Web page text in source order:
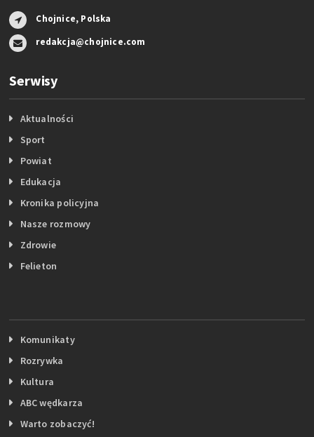
Chojnice, Polska
redakcja@chojnice.com
Serwisy
Aktualności
Sport
Powiat
Edukacja
Kronika policyjna
Nasze rozmowy
Zdrowie
Felieton
Komunikaty
Rozrywka
Kultura
ABC wędkarza
Warto zobaczyć!